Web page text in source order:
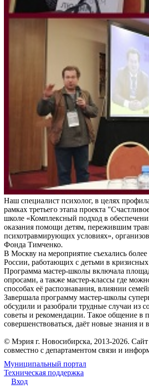
Наш специалист психолог, в целях
рамках третьего этапа проекта
школе «Комплексный подход в
оказания помощи детям, пережившим
психотравмирующих условиях»,
Фонда Тимченко.
В Москву на мероприятие съехались
России, работающих с детьми в
Программа мастер-школы включала
опросами, а также мастер-классы где
способах её распознавания, влиянии
Завершала программу мастер-школы
обсудили и разобрали трудные случаи из
советы и рекомендации. Такое общение в
совершенствоваться, даёт новые знания и
© Мэрия г. Новосибирска, 2013-2026. Сайт
совместно с департаментом связи и
Муниципальный портал
Техническая поддержка
Вход